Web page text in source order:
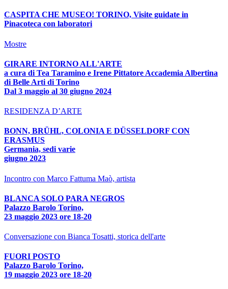
CASPITA CHE MUSEO! TORINO, Visite guidate in
Pinacoteca con laboratori
Mostre
GIRARE INTORNO ALL'ARTE
a cura di Tea Taramino e Irene Pittatore Accademia Albertina
di Belle Arti di Torino
Dal 3 maggio al 30 giugno 2024
RESIDENZA D’ARTE
BONN, BRÜHL, COLONIA E DÜSSELDORF CON
ERASMUS
Germania, sedi varie
giugno 2023
Incontro con Marco Fattuma Maò, artista
BLANCA SOLO PARA NEGROS
Palazzo Barolo Torino,
23 maggio 2023 ore 18-20
Conversazione con Bianca Tosatti, storica dell'arte
FUORI POSTO
Palazzo Barolo Torino,
19 maggio 2023 ore 18-20